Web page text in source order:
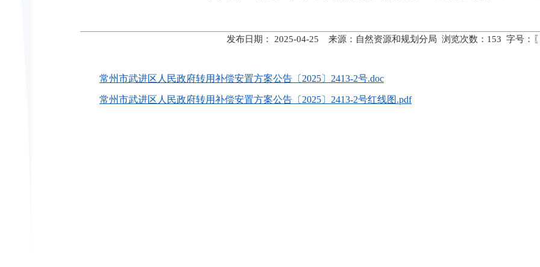
发布日期： 2025-04-25 来源：自然资源和规划分局 浏览次数： 153 字号：〖
常州市武进区人民政府转用补偿安置方案公告〔2025〕2413-2号.doc
常州市武进区人民政府转用补偿安置方案公告〔2025〕2413-2号红线图.pdf